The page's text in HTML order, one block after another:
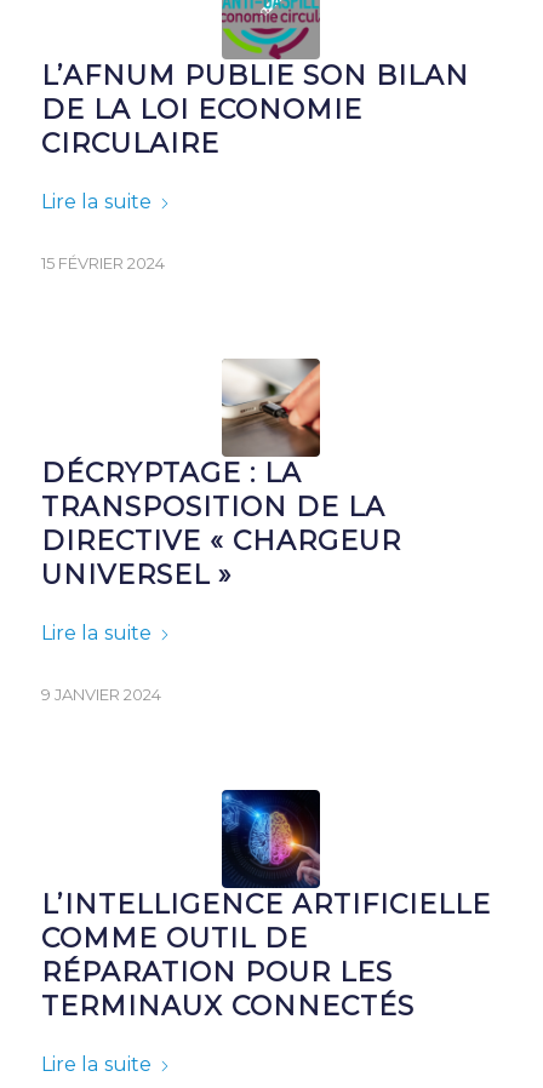
L’AFNUM PUBLIE SON BILAN
DE LA LOI ECONOMIE
CIRCULAIRE
Lire la suite
15 FÉVRIER 2024
DÉCRYPTAGE : LA
TRANSPOSITION DE LA
DIRECTIVE « CHARGEUR
UNIVERSEL »
Lire la suite
9 JANVIER 2024
L’INTELLIGENCE ARTIFICIELLE
COMME OUTIL DE
RÉPARATION POUR LES
TERMINAUX CONNECTÉS
Lire la suite